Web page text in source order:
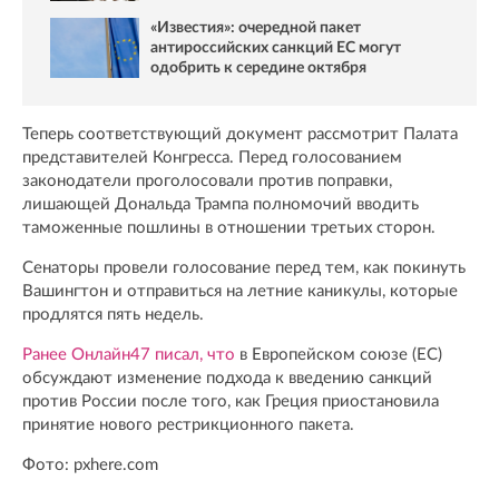
«Известия»: очередной пакет
антироссийских санкций ЕС могут
одобрить к середине октября
Теперь соответствующий документ рассмотрит Палата
представителей Конгресса. Перед голосованием
законодатели проголосовали против поправки,
лишающей Дональда Трампа полномочий вводить
таможенные пошлины в отношении третьих сторон.
Сенаторы провели голосование перед тем, как покинуть
Вашингтон и отправиться на летние каникулы, которые
продлятся пять недель.
Ранее Онлайн47 писал, что в Европейском союзе (ЕС)
обсуждают изменение подхода к введению санкций
против России после того, как Греция приостановила
принятие нового рестрикционного пакета.
Фото: pxhere.com